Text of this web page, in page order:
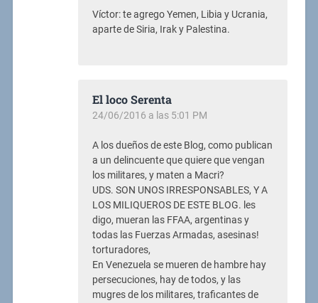
Víctor: te agrego Yemen, Libia y Ucrania,
aparte de Siria, Irak y Palestina.
El loco Serenta
24/06/2016 a las 5:01 PM
A los dueños de este Blog, como publican
a un delincuente que quiere que vengan
los militares, y maten a Macri?
UDS. SON UNOS IRRESPONSABLES, Y A
LOS MILIQUEROS DE ESTE BLOG. les
digo, mueran las FFAA, argentinas y
todas las Fuerzas Armadas, asesinas!
torturadores,
En Venezuela se mueren de hambre hay
persecuciones, hay de todos, y las
mugres de los militares, traficantes de